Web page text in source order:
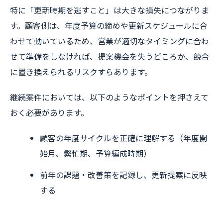
特に「更新時期を逃すこと」は大きな損失につながりま
す。顧客側は、年度予算の締めや更新スケジュールに合
わせて動いているため、営業が適切なタイミングに合わ
せて準備をしなければ、提案機会を失うどころか、競合
に置き換えられるリスクすらあります。
継続案件においては、以下のようなポイントを押さえて
おく必要があります。
顧客の年度サイクルを正確に理解する（年度開
始月、繁忙期、予算編成時期）
前年の課題・改善策を記録し、更新提案に反映
する